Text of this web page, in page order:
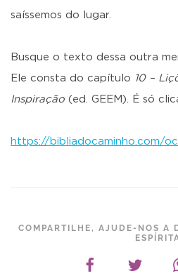
saíssemos do lugar.
Busque o texto dessa outra
Ele consta do capítulo 10 –
Inspiração (ed. GEEM). É só
https://bibliadocaminho.com/
COMPARTILHE, AJUDE-NOS A